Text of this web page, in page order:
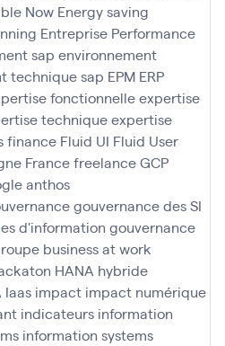
Now Energy saving
Entreprise Performance
sap environnement
technique sap EPM ERP
fonctionnelleexpertise
techniqueexpertise
finance Fluid UI Fluid User
FrancefreelanceGCP
anthos
gouvernance des SI
d'information gouvernance
business at work
HANA hybride
Iaas impact impact numérique
indicateurs information
information systems